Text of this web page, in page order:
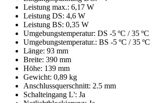
Leistung max.: 6,17 W
Leistung DS: 4,6 W
Leistung BS: 0,35 W
Umgebungstemperatur: DS -5 ºC / 35 ºC
Umgebungstemperatur.: BS -5 ºC / 35 ºC
Länge: 93 mm
Breite: 390 mm
Höhe: 139 mm
Gewicht: 0,89 kg
Anschlussquerschnitt: 2.5 mm
Schalteingang L': Ja